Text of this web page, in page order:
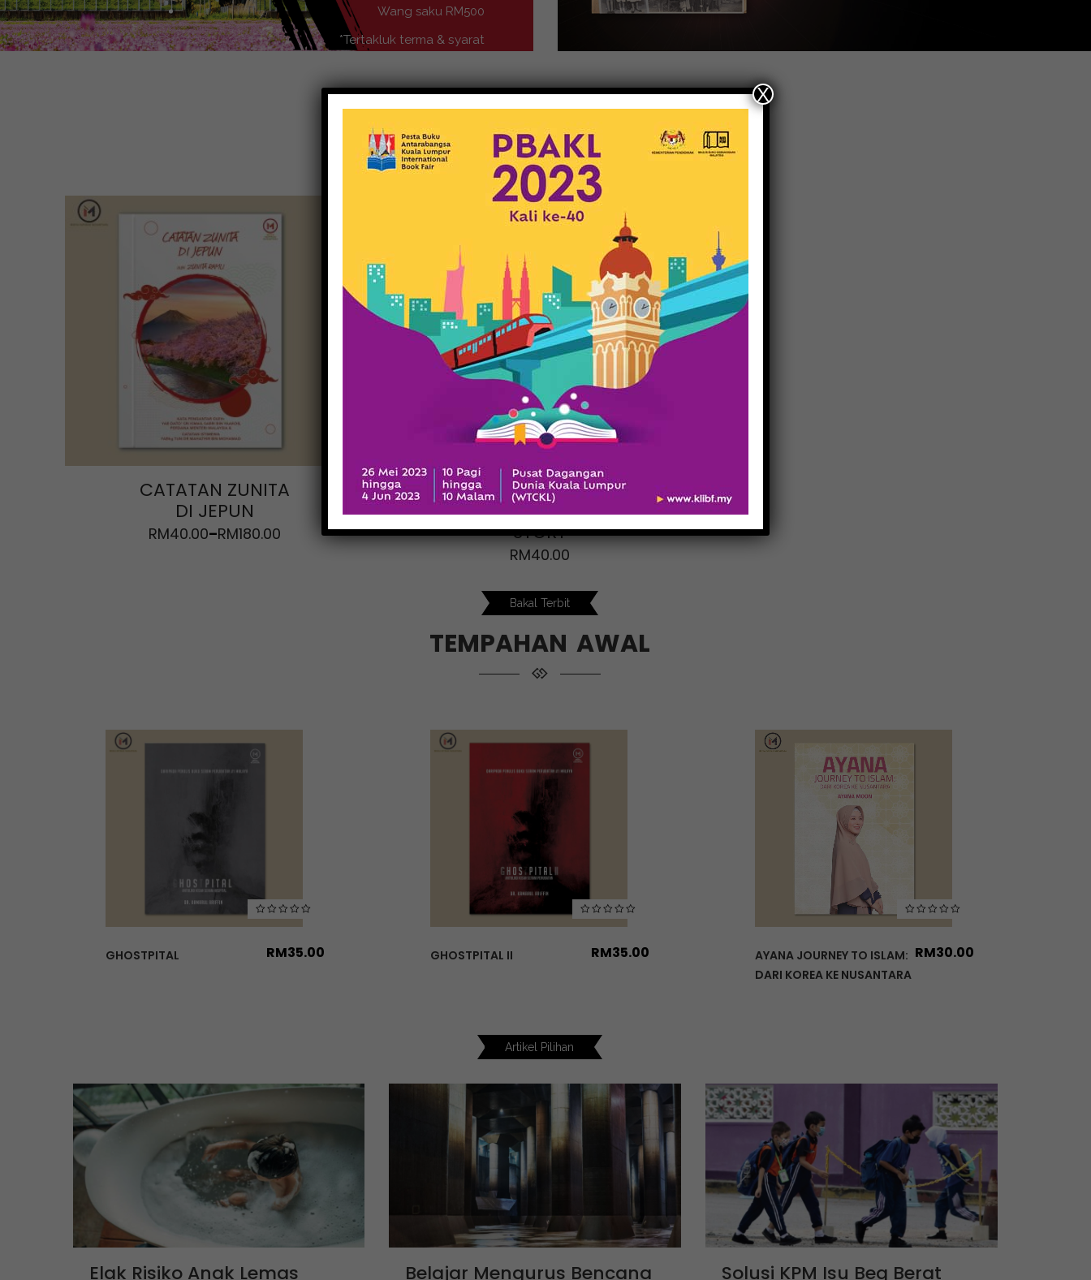
Wang saku RM500
*Tertakluk terma & syarat
Buku-Buku
MEDIA NUSANTARA
CATATAN ZUNITA
DI JEPUN
RM40.00–RM180.00
A MALAYSIAN
GRANDFATHER
STORY
RM40.00
Bakal Terbit
TEMPAHAN AWAL
GHOSTPITAL RM35.00 GHOSTPITAL II RM35.00
AYANA JOURNEY TO ISLAM:
DARI KOREA KE NUSANTARA
RM30.00
Artikel Pilihan
Elak Risiko Anak Lemas Belajar Mengurus Bencana Solusi KPM Isu Beg Berat
X